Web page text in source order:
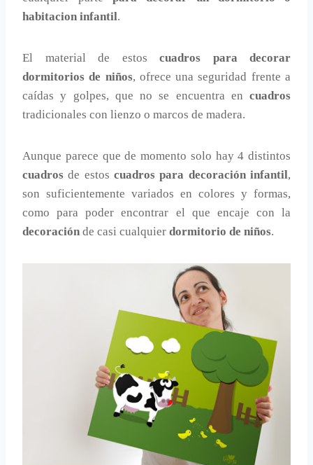
habitacion infantil.
El material de estos cuadros para decorar
dormitorios de niños, ofrece una seguridad frente a
caídas y golpes, que no se encuentra en cuadros
tradicionales con lienzo o marcos de madera.
Aunque parece que de momento solo hay 4 distintos
cuadros de estos cuadros para decoración infantil,
son suficientemente variados en colores y formas,
como para poder encontrar el que encaje con la
decoración de casi cualquier dormitorio de niños.